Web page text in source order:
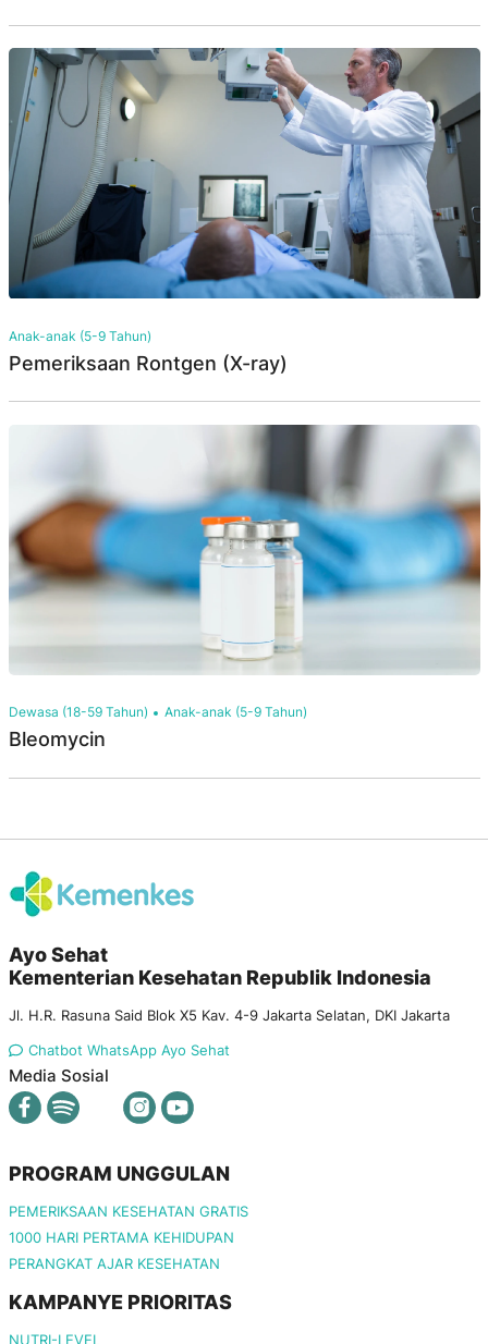
Anak-anak (5-9 Tahun)
Pemeriksaan Rontgen (X-ray)
Dewasa (18-59 Tahun) Anak-anak (5-9 Tahun)
Bleomycin
Ayo Sehat
Kementerian Kesehatan Republik Indonesia
Jl. H.R. Rasuna Said Blok X5 Kav. 4-9 Jakarta Selatan, DKI Jakarta
Chatbot WhatsApp Ayo Sehat
Media Sosial
PROGRAM UNGGULAN
PEMERIKSAAN KESEHATAN GRATIS
1000 HARI PERTAMA KEHIDUPAN
PERANGKAT AJAR KESEHATAN
KAMPANYE PRIORITAS
NUTRI-LEVEL